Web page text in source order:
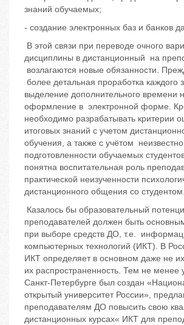
знаний обучаемых;
- создание электронных баз и банков
В этой связи при переводе очного
дисциплины в дистанционный на
возлагаются новые обязанности.
более детальная проработка каждого
выделение дополнительного времени
оформление в электронной форме.
необходимо разрабатывать критерии
итоговых знаний с учетом
обучения, а также с учётом
подготовленности обучаемых
понятна воспитательная роль
практической неизученности
дистанционного общения со студентом.
Казалось бы образовательный
преподавателей должен быть
при выборе средств ДО, т.е.
компьютерных технологий (ИКТ). В
ИКТ определяет в основном даже не
их распространенность. Тем не менее
Санкт-Петербурге был создан
открытый университет России»,
преподавателям ДО повысить свою
дистанционных курсах« ИКТ для